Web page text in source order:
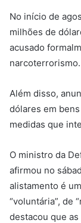
No início de
milhões de
acusado
narcoterrorismo.
Além disso,
dólares em
medidas que
O ministro da
afirmou no
alistamento é
“voluntária”, de
destacou que